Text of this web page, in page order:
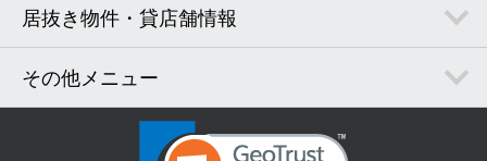
居抜き物件・貸店舗情報
その他メニュー